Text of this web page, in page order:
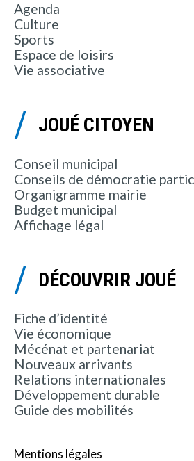
Agenda
Culture
Sports
Espace de loisirs
Vie associative
JOUÉ CITOYEN
Conseil municipal
Conseils de démocratie
Organigramme mairie
Budget municipal
Affichage légal
DÉCOUVRIR JOUÉ
Fiche d’identité
Vie économique
Mécénat et partenariat
Nouveaux arrivants
Relations internationales
Développement durable
Guide des mobilités
Mentions légales